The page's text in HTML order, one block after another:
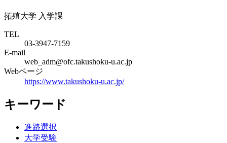
拓殖大学 入学課
TEL
03-3947-7159
E-mail
web_adm@ofc.takushoku-u.ac.jp
Webページ
https://www.takushoku-u.ac.jp/
キーワード
進路選択
大学受験